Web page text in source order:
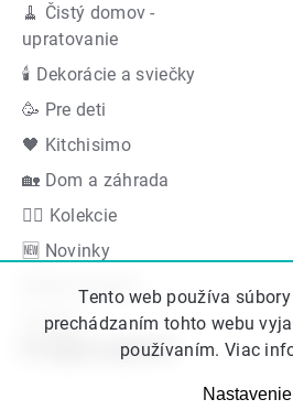
Tento web používa
prechádzaním tohto webu
používaním. Viac
Nastavenie
🧹 Čistý domov -
upratovanie
🕯 Dekorácie a sviečky
🥳 Pre deti
🖤 Kitchisimo
🏡 Dom a záhrada
👍🏻 Kolekcie
🆕 Novinky
Akčná ponuka
Značky
Podporujeme